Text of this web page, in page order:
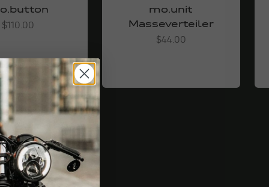
Angebot
$110.00
mo.unit
Masseverteiler
Angebot
$44.00